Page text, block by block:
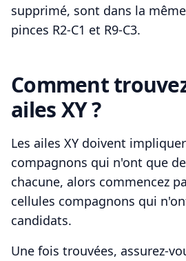
supprimé, sont dans la
pinces R2-C1 et R9-C3.
Comment
ailes XY ?
Les ailes XY doivent
compagnons qui n'ont que
chacune, alors commencez
cellules compagnons qui
candidats.
Une fois trouvées, assurez-